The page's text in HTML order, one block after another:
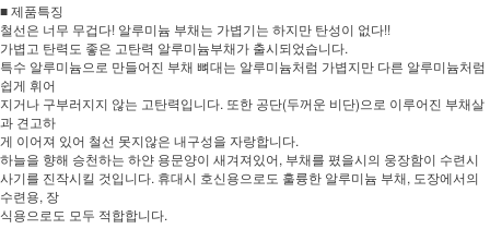
■ 제품특징
철선은 너무 무겁다! 알루미늄 부채는 가볍기는 하지만 탄성이 없다!!
가볍고 탄력도 좋은 고탄력 알루미늄부채가 출시되었습니다.
특수 알루미늄으로 만들어진 부채 뼈대는 알루미늄처럼 가볍지만 다른 알루미늄처럼
쉽게 휘어
지거나 구부러지지 않는 고탄력입니다. 또한 공단(두꺼운 비단)으로 이루어진 부채살
과 견고하
게 이어져 있어 철선 못지않은 내구성을 자랑합니다.
하늘을 향해 승천하는 하얀 용문양이 새겨져있어, 부채를 폈을시의 웅장함이 수련시
사기를 진작시킬 것입니다. 휴대시 호신용으로도 훌륭한 알루미늄 부채, 도장에서의
수련용, 장
식용으로도 모두 적합합니다.